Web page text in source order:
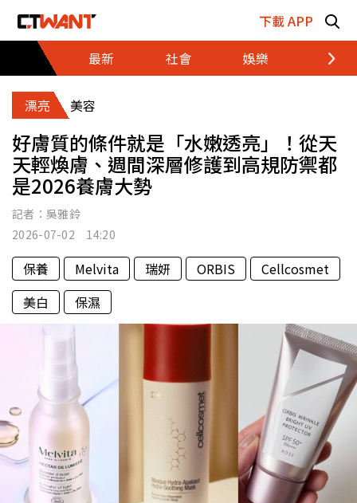
下載 APP
最新
社會 娛樂 財經
漂亮 美容
好膚質的條件就是「水嫩透亮」！從天
天輕煥膚、週間深層修護到高規防禦都
是2026養膚大勢
記者： 吳雅鈴
2026-07-02 14:20
保養 Melvita 瑞妍 ORBIS
Cellcosmet
美白
保濕